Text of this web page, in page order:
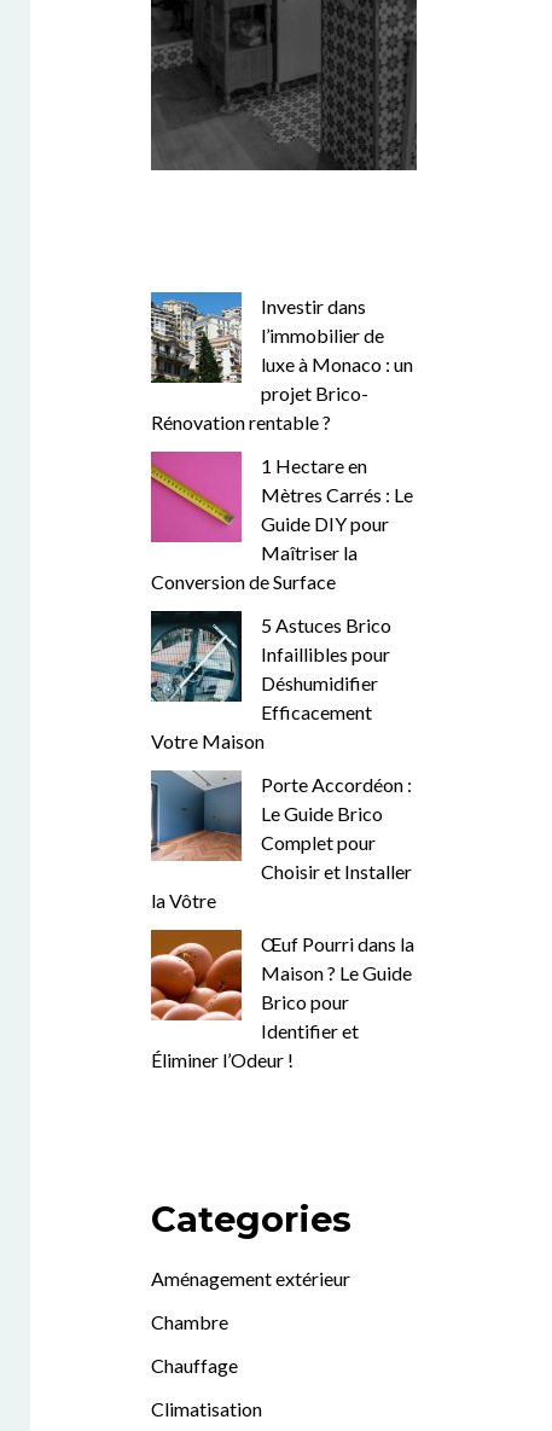
Investir dans
l’immobilier de
luxe à Monaco : un
projet Brico-
Rénovation rentable ?
1 Hectare en
Mètres Carrés : Le
Guide DIY pour
Maîtriser la
Conversion de Surface
5 Astuces Brico
Infaillibles pour
Déshumidifier
Efficacement
Votre Maison
Porte Accordéon :
Le Guide Brico
Complet pour
Choisir et Installer
la Vôtre
Œuf Pourri dans la
Maison ? Le Guide
Brico pour
Identifier et
Éliminer l’Odeur !
Categories
Aménagement extérieur
Chambre
Chauffage
Climatisation